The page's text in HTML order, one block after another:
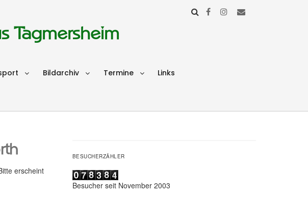
Tagmersheim
Bildarchiv Termine Links
erscheint
BESUCHERZÄHLER
Besucher seit November 2003